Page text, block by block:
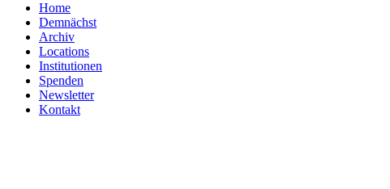
Home
Demnächst
Archiv
Locations
Institutionen
Spenden
Newsletter
Kontakt